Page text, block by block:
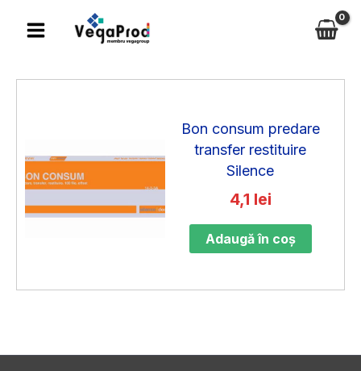
Bon consum predare
transfer restituire
Silence
4,1 lei
Adaugă în coș